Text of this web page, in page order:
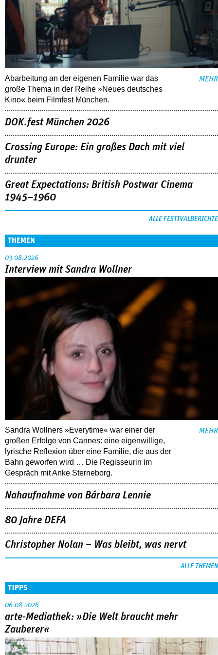
Abarbeitung an der eigenen Familie war das
große Thema in der Reihe »Neues deutsches
Kino« beim Filmfest München.
MEHR
DOK.fest München 2026
Crossing Europe: Ein großes Dach mit viel
drunter
Great Expectations: British Postwar Cinema
1945–1960
ALLE FESTIVALBERICHTE
THEMEN
03.08.2026
Interview mit Sandra Wollner
Sandra Wollners »Everytime« war einer der
großen Erfolge von Cannes: eine eigenwillige,
lyrische Reflexion über eine ­Familie, die aus der
Bahn geworfen wird … Die Regisseurin im
Gespräch mit Anke Sterneborg.
MEHR
Nahaufnahme von Bárbara Lennie
80 Jahre DEFA
Christopher Nolan – Was bleibt, was nervt
ALLE THEMEN
TIPPS
06.08.2026
arte-Mediathek: »Die Welt braucht mehr
Zauberer«